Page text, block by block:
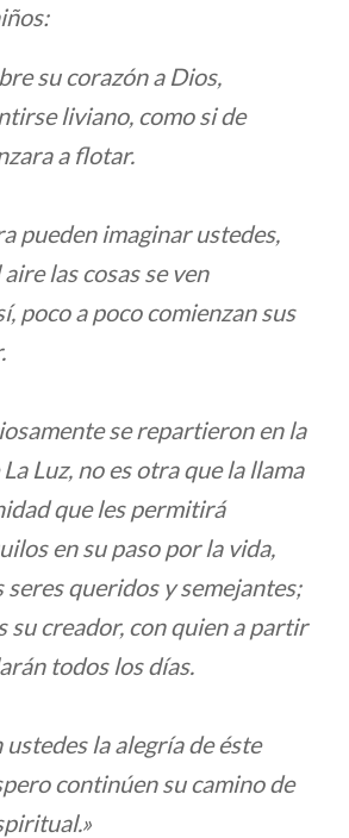
su corazón a Dios,
liviano, como si de
a flotar.
pueden imaginar ustedes,
las cosas se ven
poco a poco comienzan sus
se repartieron en la
Luz, no es otra que la llama
que les permitirá
en su paso por la vida,
seres queridos y semejantes;
su creador, con quien a partir
todos los días.
la alegría de éste
continúen su camino de